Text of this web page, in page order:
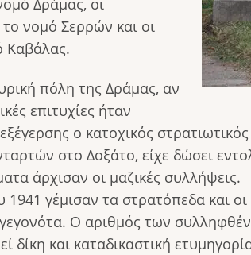
Δράμας, οι
το νομό Σερρών και οι
Καβάλας.
πόλη της Δράμας, αν
επιτυχίες ήταν
ο κατοχικός
στο Δοξάτο, είχε δώσει
άρχισαν οι μαζικές συλλήψεις.
γέμισαν τα στρατόπεδα και
Ο αριθμός των
δίκη και καταδικαστική